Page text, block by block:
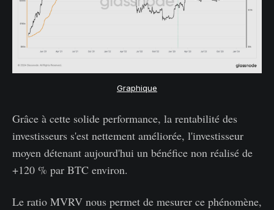
Graphique
Grâce à cette solide performance, la rentabilité des
investisseurs s'est nettement améliorée, l'investisseur
moyen détenant aujourd'hui un bénéfice non réalisé de
+120 % par BTC environ.
Le ratio MVRV nous permet de mesurer ce phénomène,